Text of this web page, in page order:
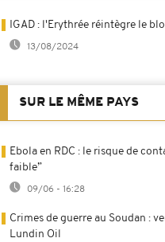
IGAD : l'Erythrée réintègre le
13/08/2024
SUR LE MÊME PAYS
Ebola en RDC : le risque de
faible”
09/06 - 16:28
Crimes de guerre au Soudan :
Lundin Oil